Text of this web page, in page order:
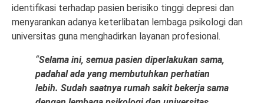
identifikasi terhadap pasien berisiko tinggi depresi dan
menyarankan adanya keterlibatan lembaga psikologi dan
universitas guna menghadirkan layanan profesional.
“Selama ini, semua pasien diperlakukan sama,
padahal ada yang membutuhkan perhatian
lebih. Sudah saatnya rumah sakit bekerja sama